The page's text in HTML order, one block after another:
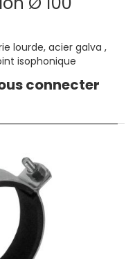
lourde, acier galva ,
isophonique
connecter